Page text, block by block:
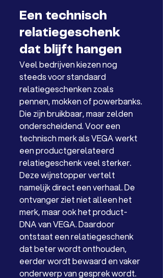
Een technisch
relatiegeschenk
dat blijft hangen
Veel bedrijven kiezen nog
steeds voor standaard
relatiegeschenken zoals
pennen, mokken of powerbanks.
Die zijn bruikbaar, maar zelden
onderscheidend. Voor een
technisch merk als VEGA werkt
een productgerelateerd
relatiegeschenk veel sterker.
Deze wijnstopper vertelt
namelijk direct een verhaal. De
ontvanger ziet niet alleen het
merk, maar ook het product-
DNA van VEGA. Daardoor
ontstaat een relatiegeschenk
dat beter wordt onthouden,
eerder wordt bewaard en vaker
onderwerp van gesprek wordt.